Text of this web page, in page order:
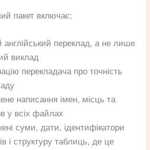
пакет включає:
англійський переклад, а не лише
виклад
перекладача про точність
написання імен, місць та
у всіх файлах
суми, дати, ідентифікатори
і структуру таблиць, де це